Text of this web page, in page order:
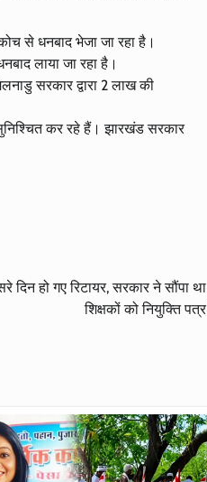
से धनबाद भेजा जा रहा है।
लाया जा रहा है।
सरकार द्वारा 2 लाख की
कर रहे हैं। झारखंड सरकार
हो गए रिटायर, सरकार ने सौंपा था
शिक्षकों को नियुक्ति पत्र